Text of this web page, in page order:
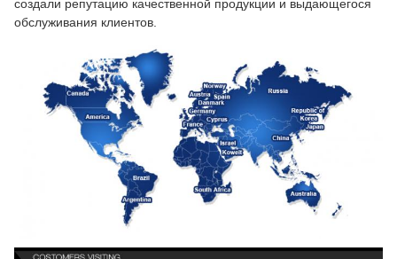
создали репутацию качественной продукции и выдающегося
обслуживания клиентов.